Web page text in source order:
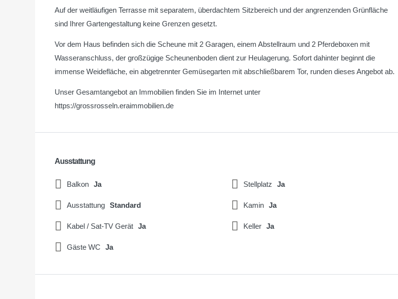
Auf der weitläufigen Terrasse mit separatem, überdachtem Sitzbereich und der angrenzenden Grünfläche
sind Ihrer Gartengestaltung keine Grenzen gesetzt.
Vor dem Haus befinden sich die Scheune mit 2 Garagen, einem Abstellraum und 2 Pferdeboxen mit
Wasseranschluss, der großzügige Scheunenboden dient zur Heulagerung. Sofort dahinter beginnt die
immense Weidefläche, ein abgetrennter Gemüsegarten mit abschließbarem Tor, runden dieses Angebot ab.
Unser Gesamtangebot an Immobilien finden Sie im Internet unter
https://grossrosseln.eraimmobilien.de
Ausstattung
Balkon Ja Stellplatz Ja
Ausstattung Standard Kamin Ja
Kabel / Sat-TV Gerät Ja Keller Ja
Gäste WC Ja